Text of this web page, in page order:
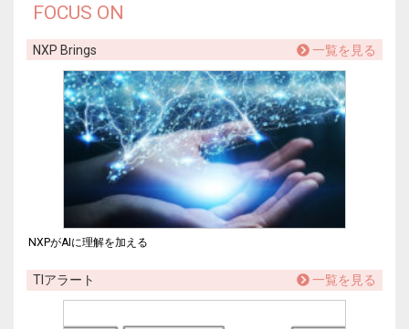
FOCUS ON
NXP Brings 一覧を見る
NXPがAIに理解を加える
TIアラート 一覧を見る